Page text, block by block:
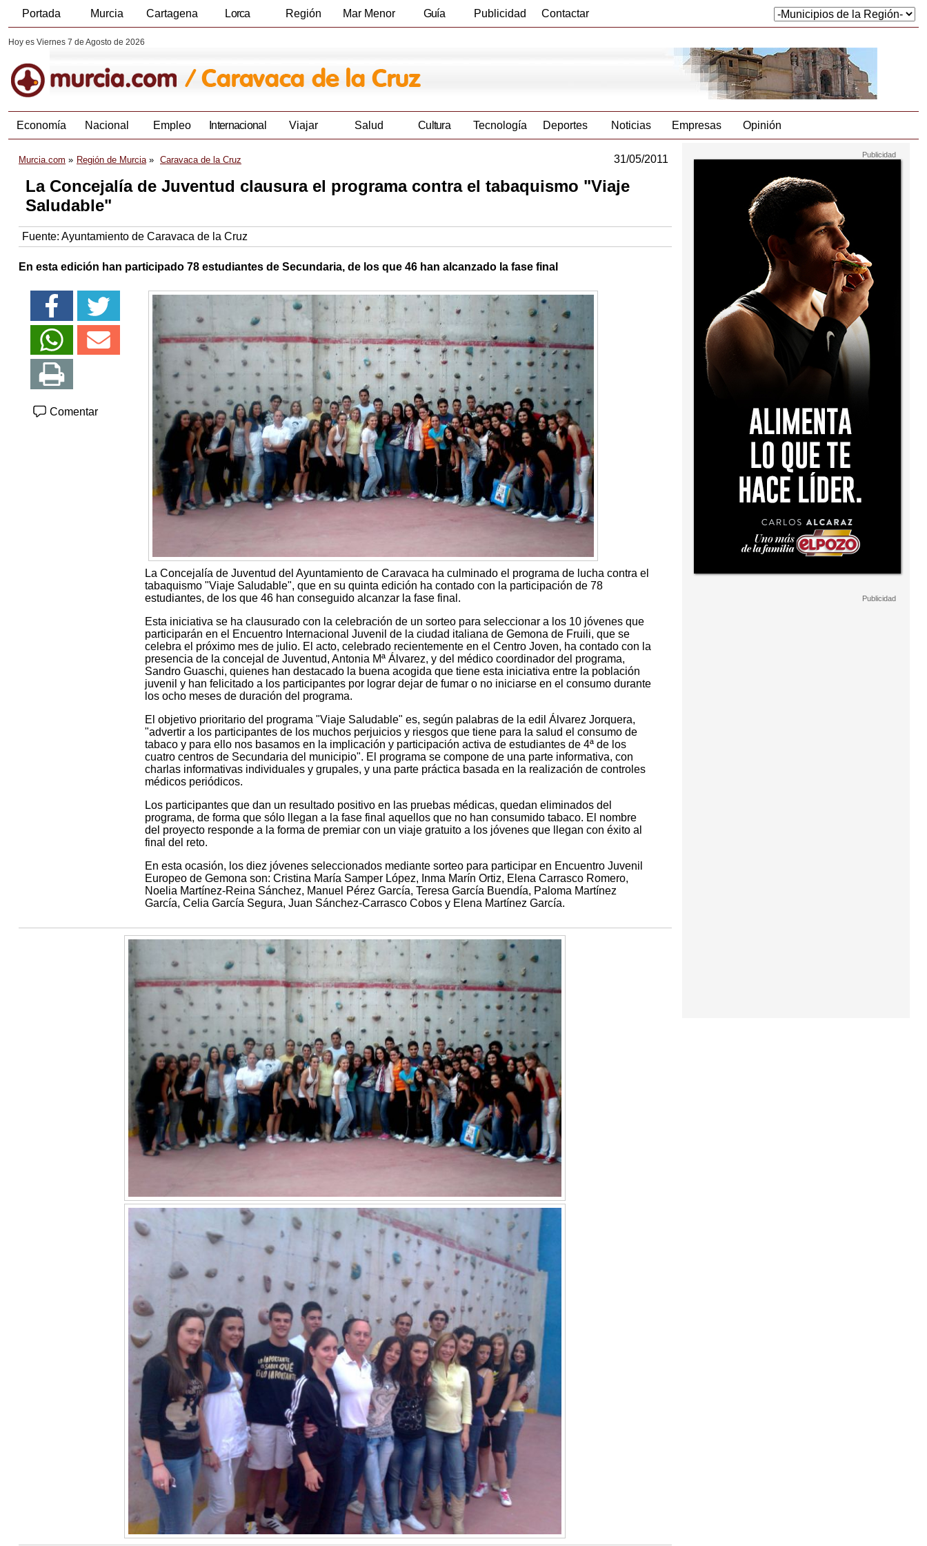
Portada Murcia Cartagena Lorca Región Mar Menor Guía Publicidad Contactar
Hoy es Viernes 7 de Agosto de 2026
Economía Nacional Empleo Internacional Viajar Salud Cultura Tecnología Deportes Noticias Empresas Opinión
Murcia.com Región de Murcia Caravaca de la Cruz 31/05/2011
La Concejalía de Juventud clausura el programa contra el tabaquismo "Viaje
Saludable"
Fuente: Ayuntamiento de Caravaca de la Cruz
En esta edición han participado 78 estudiantes de Secundaria, de los que 46 han alcanzado la fase final
Comentar
La Concejalía de Juventud del Ayuntamiento de Caravaca ha culminado el programa de lucha contra el
tabaquismo "Viaje Saludable", que en su quinta edición ha contado con la participación de 78
estudiantes, de los que 46 han conseguido alcanzar la fase final.
Esta iniciativa se ha clausurado con la celebración de un sorteo para seleccionar a los 10 jóvenes que
participarán en el Encuentro Internacional Juvenil de la ciudad italiana de Gemona de Fruili, que se
celebra el próximo mes de julio. El acto, celebrado recientemente en el Centro Joven, ha contado con la
presencia de la concejal de Juventud, Antonia Mª Álvarez, y del médico coordinador del programa,
Sandro Guaschi, quienes han destacado la buena acogida que tiene esta iniciativa entre la población
juvenil y han felicitado a los participantes por lograr dejar de fumar o no iniciarse en el consumo durante
los ocho meses de duración del programa.
El objetivo prioritario del programa "Viaje Saludable" es, según palabras de la edil Álvarez Jorquera,
"advertir a los participantes de los muchos perjuicios y riesgos que tiene para la salud el consumo de
tabaco y para ello nos basamos en la implicación y participación activa de estudiantes de 4ª de los
cuatro centros de Secundaria del municipio". El programa se compone de una parte informativa, con
charlas informativas individuales y grupales, y una parte práctica basada en la realización de controles
médicos periódicos.
Los participantes que dan un resultado positivo en las pruebas médicas, quedan eliminados del
programa, de forma que sólo llegan a la fase final aquellos que no han consumido tabaco. El nombre
del proyecto responde a la forma de premiar con un viaje gratuito a los jóvenes que llegan con éxito al
final del reto.
En esta ocasión, los diez jóvenes seleccionados mediante sorteo para participar en Encuentro Juvenil
Europeo de Gemona son: Cristina María Samper López, Inma Marín Ortiz, Elena Carrasco Romero,
Noelia Martínez-Reina Sánchez, Manuel Pérez García, Teresa García Buendía, Paloma Martínez
García, Celia García Segura, Juan Sánchez-Carrasco Cobos y Elena Martínez García.